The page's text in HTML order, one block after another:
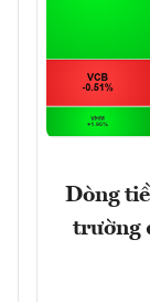
Dòng
trường